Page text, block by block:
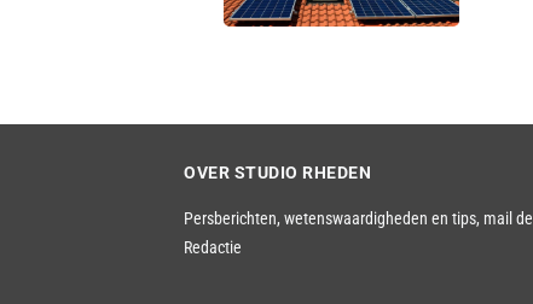
OVER STUDIO RHEDEN
Persberichten, wetenswaardigheden en tips, mail de
Redactie